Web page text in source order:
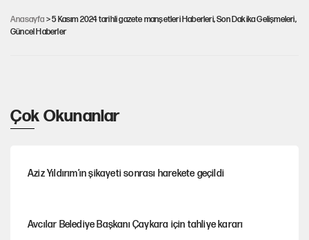
Anasayfa > 5 Kasım 2024 tarihli gazete manşetleri Haberleri, Son Dakika Gelişmeleri,
Güncel Haberler
Esenyurt Belediyesi hakkında 'FETÖ' iddiası
(5 Kasım 2024 tarihli gazete manşetleri)
Çok Okunanlar
Aziz Yıldırım’ın şikayeti sonrası harekete geçildi
Avcılar Belediye Başkanı Çaykara için tahliye kararı